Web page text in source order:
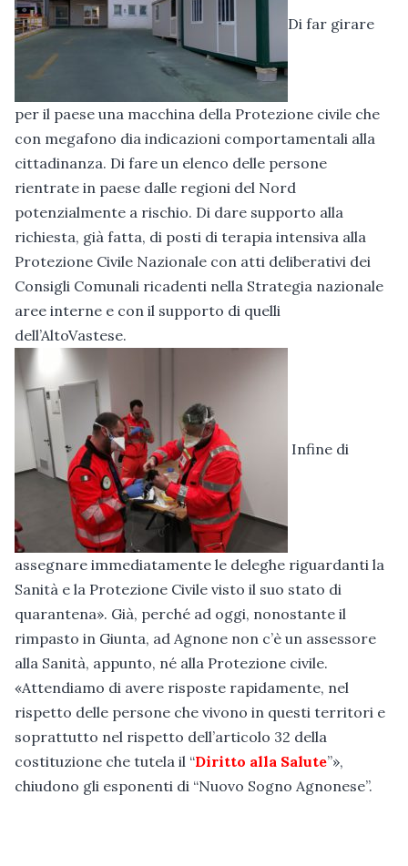
Di far girare
per il paese una macchina della Protezione civile che
con megafono dia indicazioni comportamentali alla
cittadinanza. Di fare un elenco delle persone
rientrate in paese dalle regioni del Nord
potenzialmente a rischio. Di dare supporto alla
richiesta, già fatta, di posti di terapia intensiva alla
Protezione Civile Nazionale con atti deliberativi dei
Consigli Comunali ricadenti nella Strategia nazionale
aree interne e con il supporto di quelli
dell’AltoVastese.
Infine di
assegnare immediatamente le deleghe riguardanti la
Sanità e la Protezione Civile visto il suo stato di
quarantena». Già, perché ad oggi, nonostante il
rimpasto in Giunta, ad Agnone non c’è un assessore
alla Sanità, appunto, né alla Protezione civile.
«Attendiamo di avere risposte rapidamente, nel
rispetto delle persone che vivono in questi territori e
soprattutto nel rispetto dell’articolo 32 della
costituzione che tutela il “Diritto alla Salute”»,
chiudono gli esponenti di “Nuovo Sogno Agnonese”.